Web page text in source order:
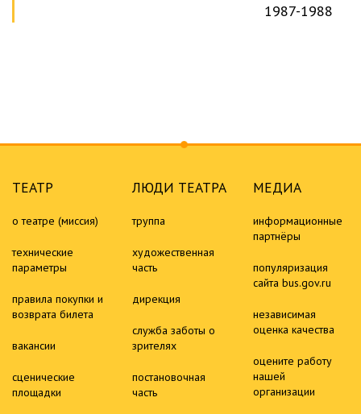
1987-1988
ТЕАТР
о театре (миссия)
технические
параметры
правила покупки и
возврата билета
вакансии
сценические
площадки
ЛЮДИ ТЕАТРА
труппа
художественная
часть
дирекция
служба заботы о
зрителях
постановочная
часть
МЕДИА
информационные
партнёры
популяризация
сайта bus.gov.ru
независимая
оценка качества
оцените работу
нашей
организации